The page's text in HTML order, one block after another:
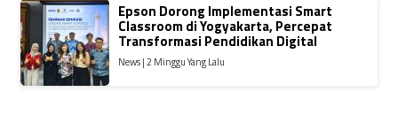
Epson Dorong Implementasi Smart
Classroom di Yogyakarta, Percepat
Transformasi Pendidikan Digital
News | 2 Minggu Yang Lalu